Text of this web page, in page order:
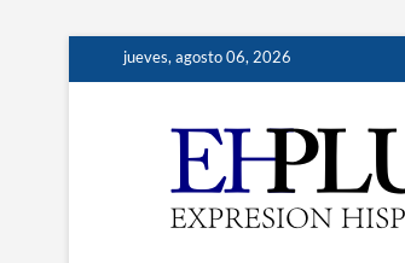
jueves, agosto 06, 2026